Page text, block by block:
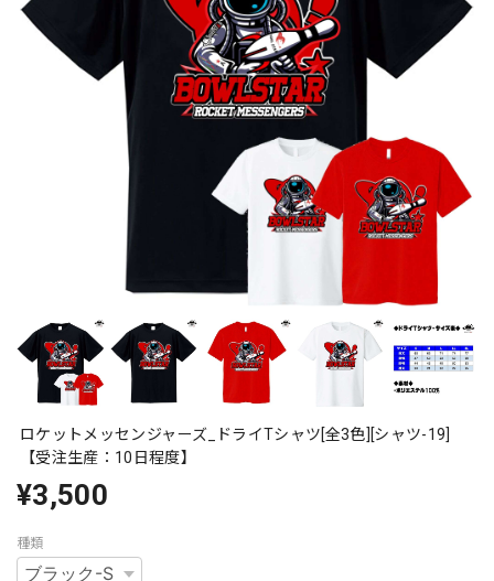
ロケットメッセンジャーズ_ドライTシャツ[全3色][シャツ-19]
【受注生産：10日程度】
¥3,500
種類